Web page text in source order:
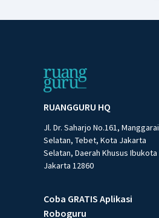
RUANGGURU HQ
Jl. Dr. Saharjo No.161, Manggarai
Selatan, Tebet, Kota Jakarta
Selatan, Daerah Khusus Ibukota
Jakarta 12860
Coba GRATIS Aplikasi
Roboguru